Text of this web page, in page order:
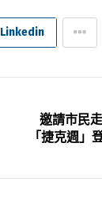
Linkedin
邀請市民
「捷克週」